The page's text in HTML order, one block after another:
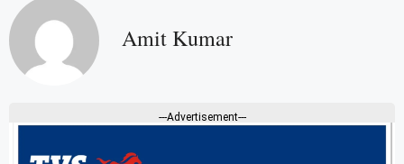
Amit Kumar
---Advertisement---